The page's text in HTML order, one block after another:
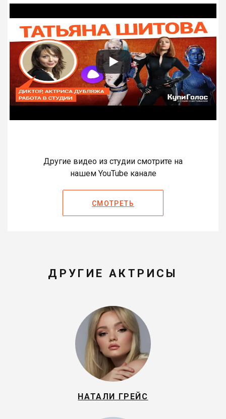
Другие видео из студии смотрите на
нашем YouTube канале
СМОТРЕТЬ
ДРУГИЕ АКТРИСЫ
НАТАЛИ ГРЕЙС